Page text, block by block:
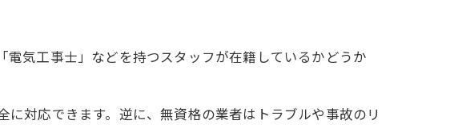
クリスト
気工事士」などを持つスタッフが在籍しているかどうか
対応できます。逆に、無資格の業者はトラブルや事故のリ